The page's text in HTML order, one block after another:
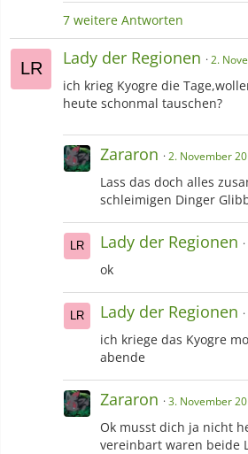
7 weitere Antworten
Lady der Regionen 2.
ich krieg Kyogre die
heute schonmal tauschen?
Zararon 2. November
Lass das doch alles
schleimigen Dinger
Lady der Regionen
ok
Lady der Regionen
ich kriege das Kyogre
abende
Zararon 3. November
Ok musst dich ja nicht
vereinbart waren beide